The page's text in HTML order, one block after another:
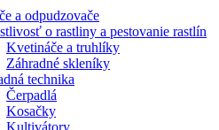
a odpudzovače
o rastliny a pestovanie rastlín
Kvetináče a truhlíky
Záhradné skleníky
technika
Čerpadlá
Kosačky
Kultivátory